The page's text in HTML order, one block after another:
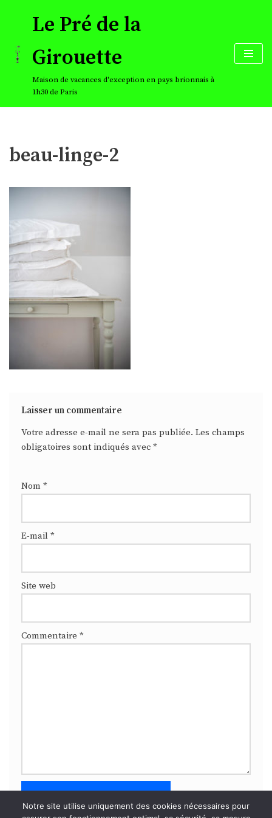
au
contenu
Le Pré de la
Girouette
Maison de vacances d'exception en pays brionnais à
1h30 de Paris
beau-linge-2
Laisser un commentaire
Votre adresse e-mail ne sera pas publiée. Les champs
obligatoires sont indiqués avec *
Nom *
E-mail *
Site web
Commentaire *
Notre site utilise uniquement des cookies nécessaires pour